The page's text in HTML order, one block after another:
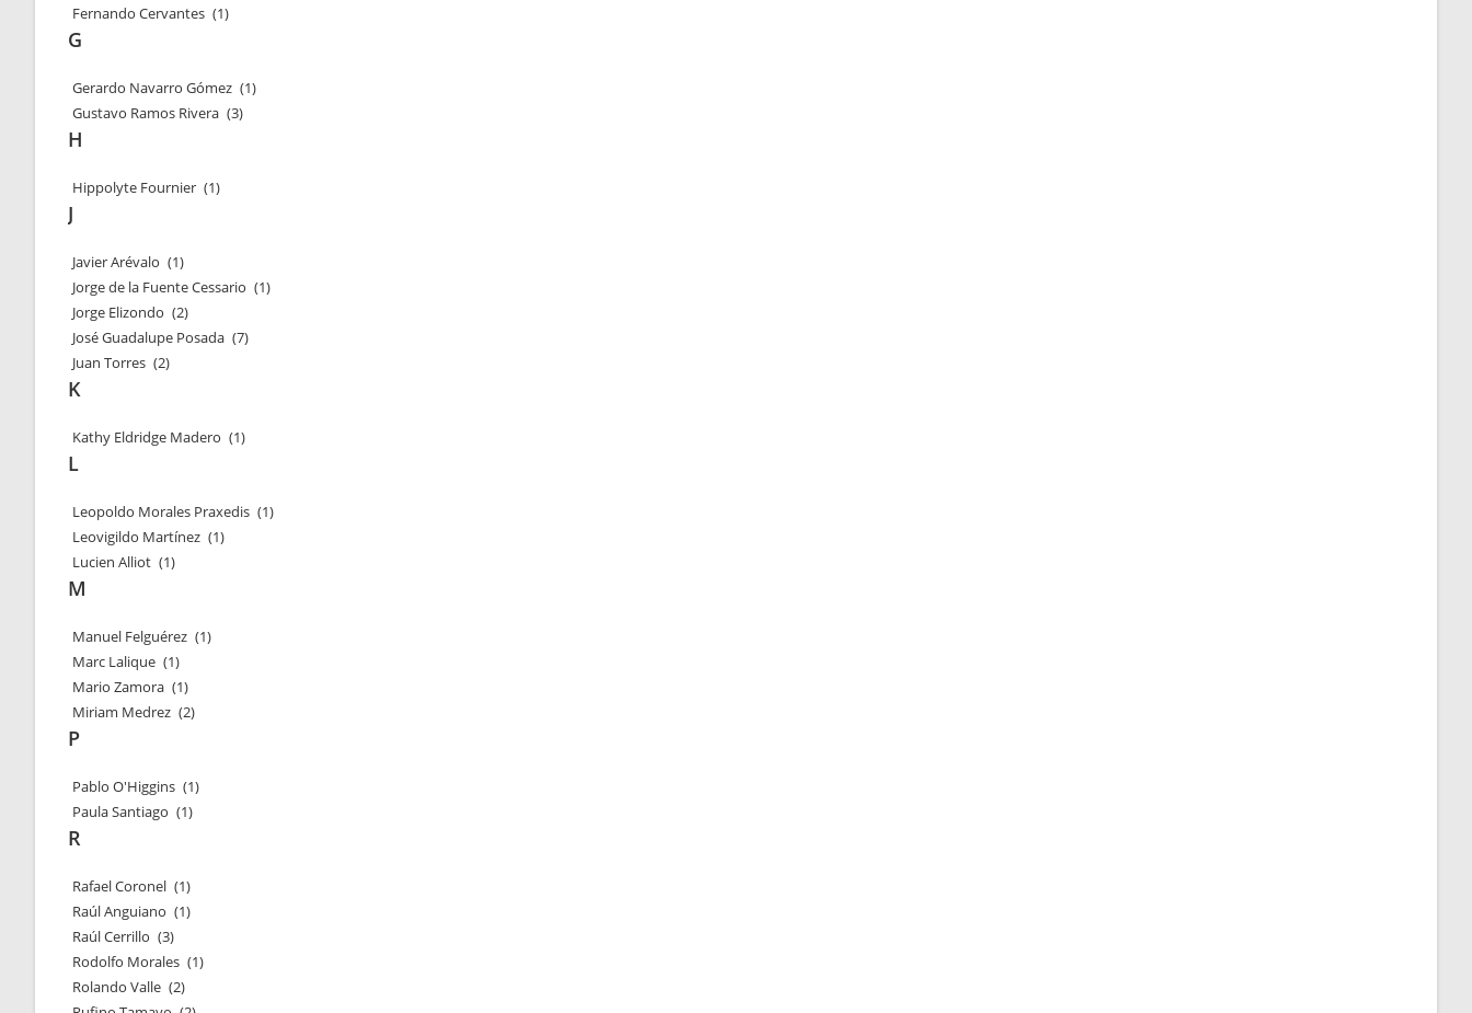
Fernando Cervantes (1)
G
Gerardo Navarro Gómez (1)
Gustavo Ramos Rivera (3)
H
Hippolyte Fournier (1)
J
Javier Arévalo (1)
Jorge de la Fuente Cessario (1)
Jorge Elizondo (2)
José Guadalupe Posada (7)
Juan Torres (2)
K
Kathy Eldridge Madero (1)
L
Leopoldo Morales Praxedis (1)
Leovigildo Martínez (1)
Lucien Alliot (1)
M
Manuel Felguérez (1)
Marc Lalique (1)
Mario Zamora (1)
Miriam Medrez (2)
P
Pablo O'Higgins (1)
Paula Santiago (1)
R
Rafael Coronel (1)
Raúl Anguiano (1)
Raúl Cerrillo (3)
Rodolfo Morales (1)
Rolando Valle (2)